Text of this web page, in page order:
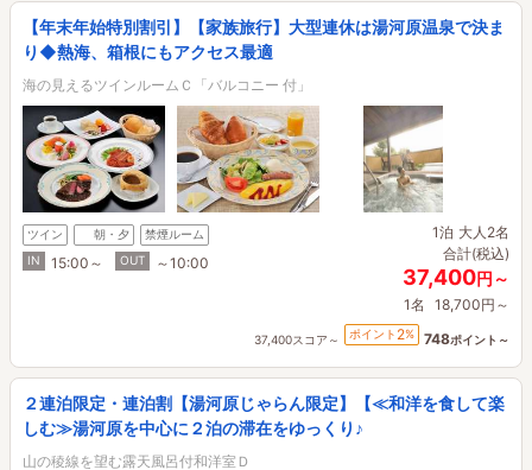
【年末年始特別割引】【家族旅行】大型連休は湯河原温泉で決ま
り◆熱海、箱根にもアクセス最適
海の見えるツインルームＣ「バルコニー 付」
ツイン 朝・夕
禁煙ルーム
IN
15:00～ OUT ～10:00
1泊 大人2名
合計(税込)
37,400円～
1名 18,700円～
37,400スコア～ ポイント 2% 748ポイント～
２連泊限定・連泊割【湯河原じゃらん限定】【≪和洋を食して楽
しむ≫湯河原を中心に２泊の滞在をゆっくり♪
山の稜線を望む露天風呂付和洋室Ｄ